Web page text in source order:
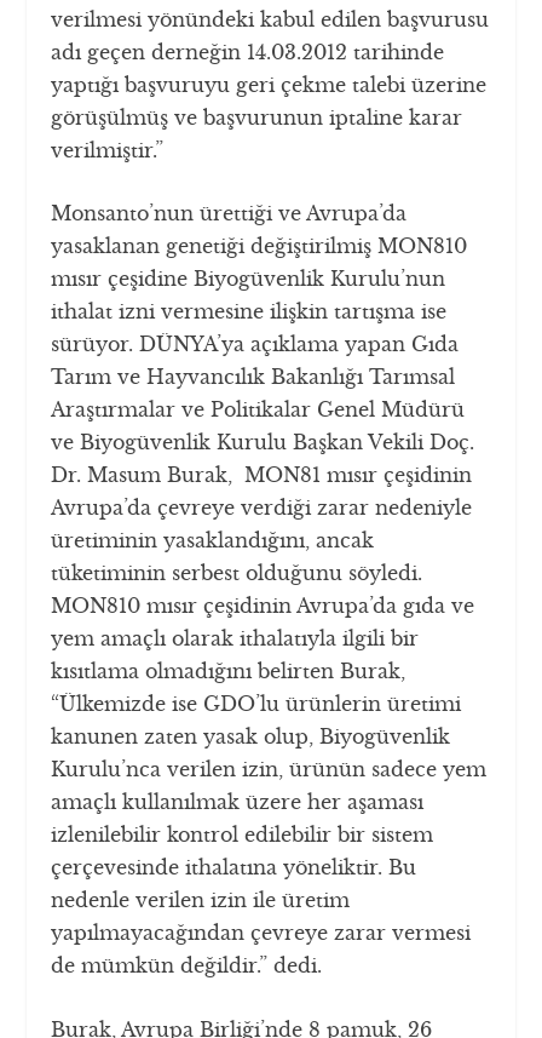
verilmesi yönündeki kabul edilen başvurusu
adı geçen derneğin 14.03.2012 tarihinde
yaptığı başvuruyu geri çekme talebi üzerine
görüşülmüş ve başvurunun iptaline karar
verilmiştir.”
Monsanto’nun ürettiği ve Avrupa’da
yasaklanan genetiği değiştirilmiş MON810
mısır çeşidine Biyogüvenlik Kurulu’nun
ithalat izni vermesine ilişkin tartışma ise
sürüyor. DÜNYA’ya açıklama yapan Gıda
Tarım ve Hayvancılık Bakanlığı Tarımsal
Araştırmalar ve Politikalar Genel Müdürü
ve Biyogüvenlik Kurulu Başkan Vekili Doç.
Dr. Masum Burak, MON81 mısır çeşidinin
Avrupa’da çevreye verdiği zarar nedeniyle
üretiminin yasaklandığını, ancak
tüketiminin serbest olduğunu söyledi.
MON810 mısır çeşidinin Avrupa’da gıda ve
yem amaçlı olarak ithalatıyla ilgili bir
kısıtlama olmadığını belirten Burak,
“Ülkemizde ise GDO’lu ürünlerin üretimi
kanunen zaten yasak olup, Biyogüvenlik
Kurulu’nca verilen izin, ürünün sadece yem
amaçlı kullanılmak üzere her aşaması
izlenilebilir kontrol edilebilir bir sistem
çerçevesinde ithalatına yöneliktir. Bu
nedenle verilen izin ile üretim
yapılmayacağından çevreye zarar vermesi
de mümkün değildir.” dedi.
Burak, Avrupa Birliği’nde 8 pamuk, 26